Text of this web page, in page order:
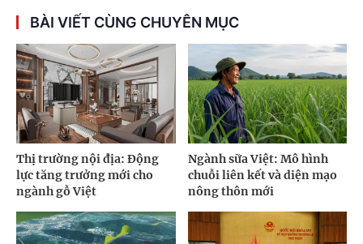
BÀI VIẾT CÙNG CHUYÊN MỤC
Thị trường nội địa: Động
lực tăng trưởng mới cho
ngành gỗ Việt
Ngành sữa Việt: Mô hình
chuỗi liên kết và diện mạo
nông thôn mới